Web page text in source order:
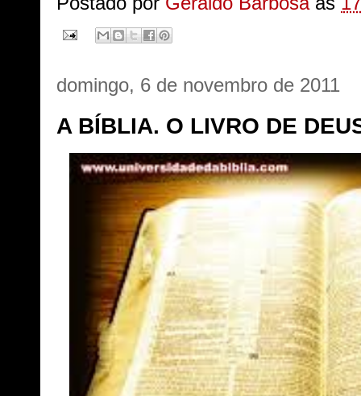
domingo, 6 de novembro de 2011
A BÍBLIA. O LIVRO DE